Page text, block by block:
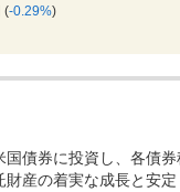
(-0.29%)
国債券に投資し、各債
財産の着実な成長と安